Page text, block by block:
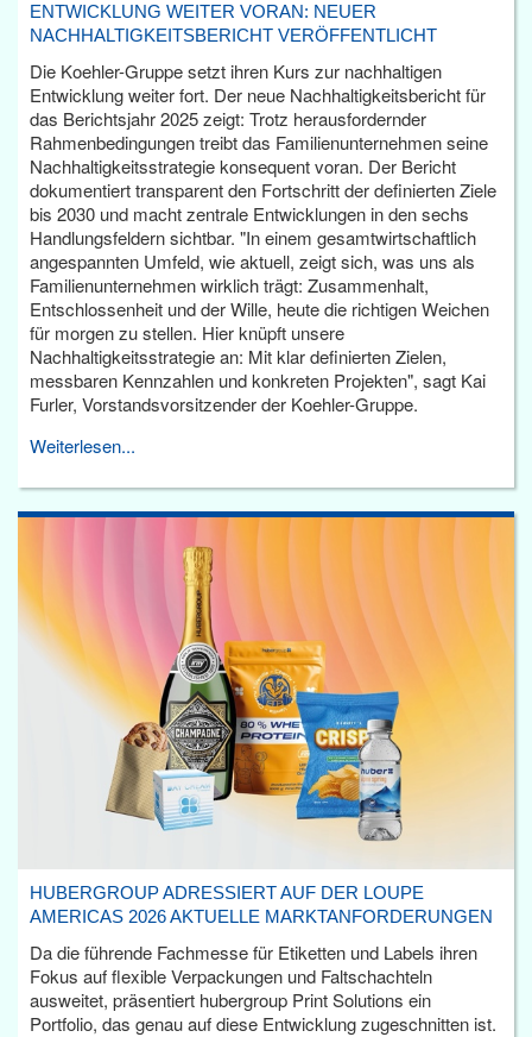
ENTWICKLUNG WEITER VORAN: NEUER
NACHHALTIGKEITSBERICHT VERÖFFENTLICHT
Die Koehler-Gruppe setzt ihren Kurs zur nachhaltigen
Entwicklung weiter fort. Der neue Nachhaltigkeitsbericht für
das Berichtsjahr 2025 zeigt: Trotz herausfordernder
Rahmenbedingungen treibt das Familienunternehmen seine
Nachhaltigkeitsstrategie konsequent voran. Der Bericht
dokumentiert transparent den Fortschritt der definierten Ziele
bis 2030 und macht zentrale Entwicklungen in den sechs
Handlungsfeldern sichtbar. "In einem gesamtwirtschaftlich
angespannten Umfeld, wie aktuell, zeigt sich, was uns als
Familienunternehmen wirklich trägt: Zusammenhalt,
Entschlossenheit und der Wille, heute die richtigen Weichen
für morgen zu stellen. Hier knüpft unsere
Nachhaltigkeitsstrategie an: Mit klar definierten Zielen,
messbaren Kennzahlen und konkreten Projekten", sagt Kai
Furler, Vorstandsvorsitzender der Koehler-Gruppe.
Weiterlesen...
HUBERGROUP ADRESSIERT AUF DER LOUPE
AMERICAS 2026 AKTUELLE MARKTANFORDERUNGEN
Da die führende Fachmesse für Etiketten und Labels ihren
Fokus auf flexible Verpackungen und Faltschachteln
ausweitet, präsentiert hubergroup Print Solutions ein
Portfolio, das genau auf diese Entwicklung zugeschnitten ist.